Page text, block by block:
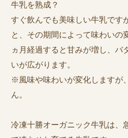
牛乳を熟成？
すぐ飲んでも美味しい牛乳です
と、その期間によって味わいの
ヵ月経過すると甘みが増し、バ
いが広がります。
※風味や味わいが変化しますが
ん。
冷凍十勝オーガニック牛乳は、